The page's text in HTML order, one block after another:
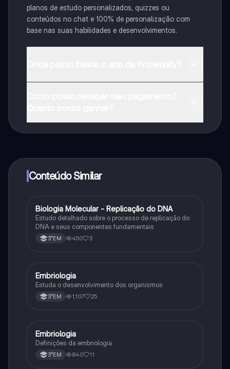
planos de estudo personalizados, quizzes ou
conteúdos no chat e 100% de personalização com
base nas suas habilidades e desenvolvimentos.
Conteúdo Similar
Ciência
Biologia Molecular - Replicação do DNA
Estudo detalhado sobre o processo de replicação do
DNA e seus componentes fundamentais
3°EM 450 3
Biologia
Embriologia
Estuda o desenvolvimento dos organismos
3°EM 1,107 25
Biologia
Embriologia
Definições da embriologia
3°EM 840 11